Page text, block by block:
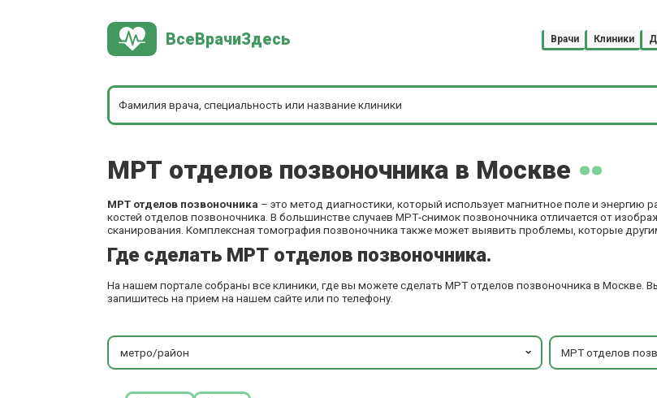
ВсеВрачиЗдесь Врачи Клиники
МРТ отделов позвоночника в Москве
МРТ отделов позвоночника – это метод диагностики, который использует магнитное поле и энергию
костей отделов позвоночника. В большинстве случаев МРТ-снимок позвоночника отличается от
сканирования. Комплексная томография позвоночника также может выявить проблемы, которые
Где сделать МРТ отделов позвоночника.
На нашем портале собраны все клиники, где вы можете сделать МРТ отделов позвоночника в
запишитесь на прием на нашем сайте или по телефону.
метро/район МРТ отделов